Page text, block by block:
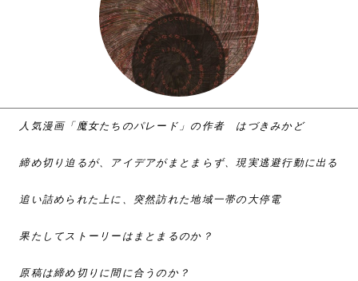
人気漫画「魔女たちのパレード」の作者 はづきみかど
締め切り迫るが、アイデアがまとまらず、現実逃避行動に出る
追い詰められた上に、突然訪れた地域一帯の大停電
果たしてストーリーはまとまるのか？
原稿は締め切りに間に合うのか？